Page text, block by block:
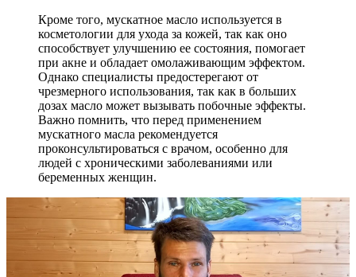
Кроме того, мускатное масло используется в
косметологии для ухода за кожей, так как оно
способствует улучшению ее состояния, помогает
при акне и обладает омолаживающим эффектом.
Однако специалисты предостерегают от
чрезмерного использования, так как в больших
дозах масло может вызывать побочные эффекты.
Важно помнить, что перед применением
мускатного масла рекомендуется
проконсультироваться с врачом, особенно для
людей с хроническими заболеваниями или
беременных женщин.